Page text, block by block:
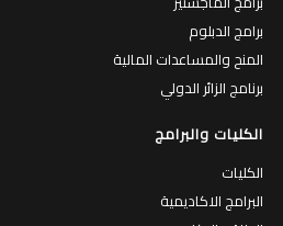
برامج الدبلوم
المنح والمساعدات المالية
برنامج الزائر الدولي
الكليات والبرامج
الكليات
البرامج الاكاديمية